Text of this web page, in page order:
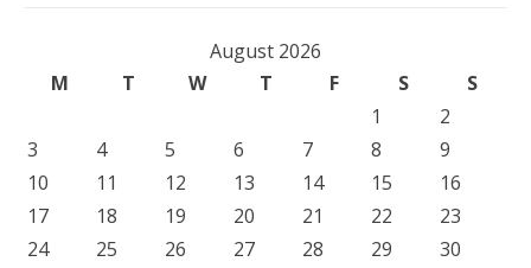
August 2026
M
T W T F S
S
1
2
3
4 5 6 7 8
9
10
11 12 13 14 15
16
17
18 19 20 21 22
23
24
25 26 27 28 29
30